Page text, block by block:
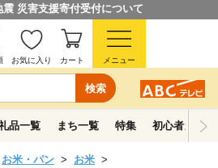
災害支援寄付受付について
検索
お気に入り カート メニュー
品一覧 まち一覧 特集 初心者ガイド
お米・パン
お米